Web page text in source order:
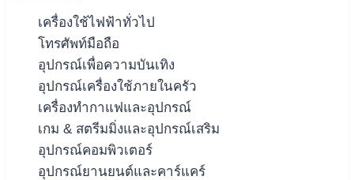
เครื่องใช้ไฟฟ้าทั่วไป
โทรศัพท์มือถือ
อุปกรณ์เพื่อความบันเทิง
อุปกรณ์เครื่องใช้ภายในครัว
เครื่องทำกาแฟและอุปกรณ์
เกม & สตรีมมิ่งและอุปกรณ์เสริม
อุปกรณ์คอมพิวเตอร์
อุปกรณ์ยานยนต์และคาร์แคร์